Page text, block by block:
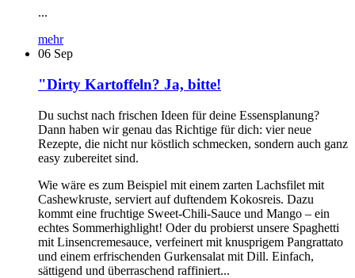
...
mehr
06 Sep
"Dirty Kartoffeln? Ja, bitte!
Du suchst nach frischen Ideen für deine Essensplanung?
Dann haben wir genau das Richtige für dich: vier neue
Rezepte, die nicht nur köstlich schmecken, sondern auch ganz
easy zubereitet sind.
Wie wäre es zum Beispiel mit einem zarten Lachsfilet mit
Cashewkruste, serviert auf duftendem Kokosreis. Dazu
kommt eine fruchtige Sweet-Chili-Sauce und Mango – ein
echtes Sommerhighlight! Oder du probierst unsere Spaghetti
mit Linsencremesauce, verfeinert mit knusprigem Pangrattato
und einem erfrischenden Gurkensalat mit Dill. Einfach,
sättigend und überraschend raffiniert...